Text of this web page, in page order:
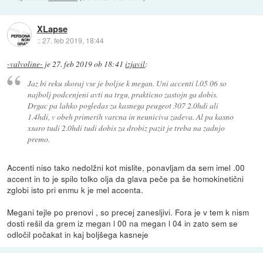
XLapse
::27. feb 2019, 18:44
-valvoline- je 27. feb 2019 ob 18:41 izjavil:
Jaz bi reku skoraj vse je boljse k megan. Uni accenti l.05 06 so
najbolj podcenjeni avti na trgu, prakticno zastojn ga dobis.
Drgac pa lahko pogledas za kasnega peugeot 307 2.0hdi ali
1.4hdi, v obeh primerih varcna in neuniciva zadeva. Al pa kasno
xsaro tudi 2.0hdi tudi dobis za drobiz pazit je treba na zadnjo
premo.
Accenti niso tako nedolžni kot mislite, ponavljam da sem imel .00
accent in to je spilo tolko olja da glava peče pa še homokinetični
zglobi isto pri enmu k je mel accenta.
Megani tejle po prenovi , so precej zanesljivi. Fora je v tem k nism
dosti rešil da grem iz megan l 00 na megan l 04 in zato sem se
odločil počakat in kaj boljšega kasneje